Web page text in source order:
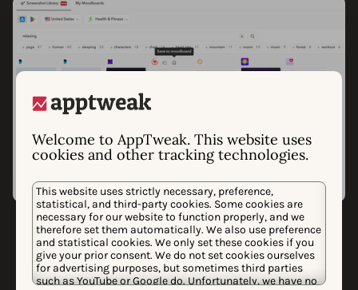
Welcome to AppTweak. This website uses
cookies and other tracking technologies.
This website uses strictly necessary, preference,
statistical, and third-party cookies. Some cookies are
necessary for our website to function properly, and we
therefore set them automatically. We also use preference
and statistical cookies. We only set these cookies if you
give your prior consent. We do not set cookies ourselves
for advertising purposes, but sometimes third parties
such as YouTube or Google do. Unfortunately, we have no
BIBLIOTHÈQUE DE CAPTURES D'ÉCRAN IA
Trouvez l'inspiration
créative avec l'IA